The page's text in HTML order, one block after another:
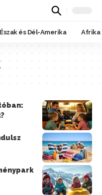
Észak és Dél-Amerika Afrika